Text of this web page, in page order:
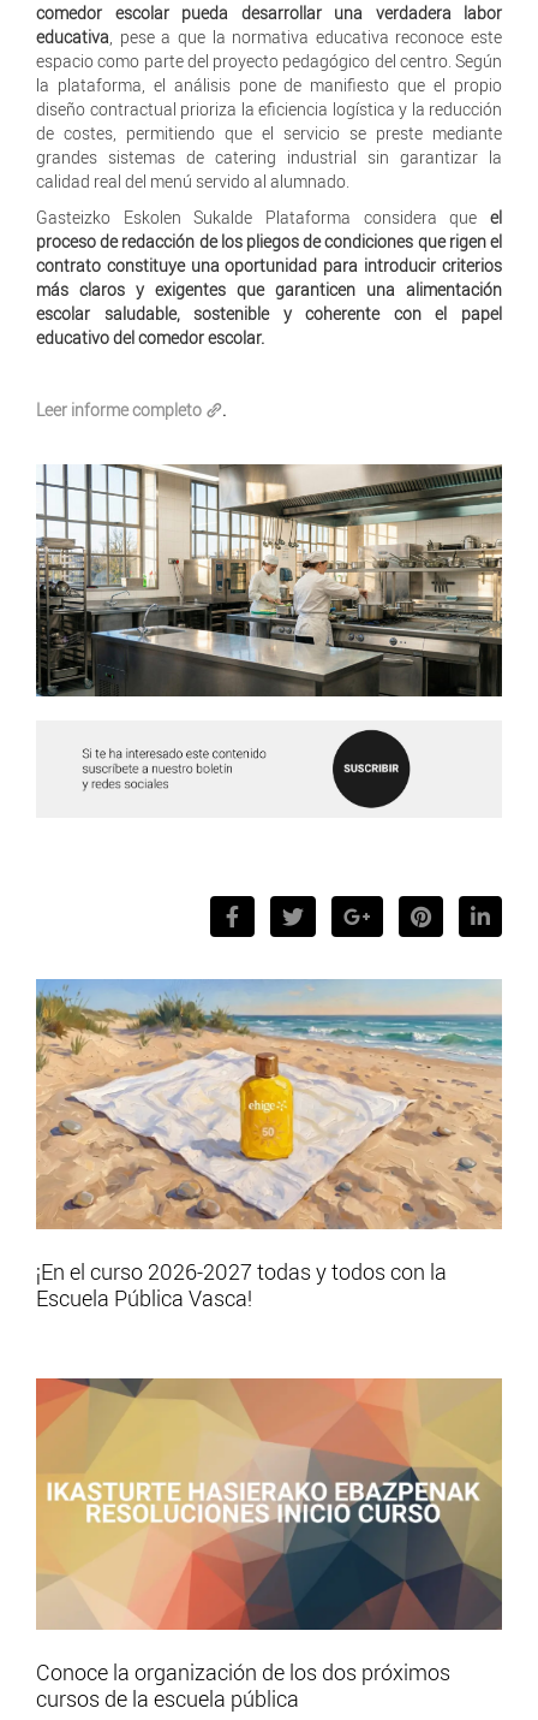
comedor escolar pueda desarrollar una verdadera labor
educativa, pese a que la normativa educativa reconoce este
espacio como parte del proyecto pedagógico del centro. Según
la plataforma, el análisis pone de manifiesto que el propio
diseño contractual prioriza la eficiencia logística y la reducción
de costes, permitiendo que el servicio se preste mediante
grandes sistemas de catering industrial sin garantizar la
calidad real del menú servido al alumnado.
Gasteizko Eskolen Sukalde Plataforma considera que el
proceso de redacción de los pliegos de condiciones que rigen el
contrato constituye una oportunidad para introducir criterios
más claros y exigentes que garanticen una alimentación
escolar saludable, sostenible y coherente con el papel
educativo del comedor escolar.
Leer informe completo .
¡En el curso 2026-2027 todas y todos con la
Escuela Pública Vasca!
Conoce la organización de los dos próximos
cursos de la escuela pública